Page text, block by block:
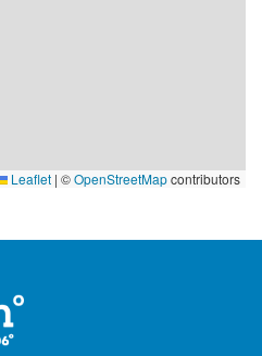
Leaflet | ©OpenStreetMapcontributors